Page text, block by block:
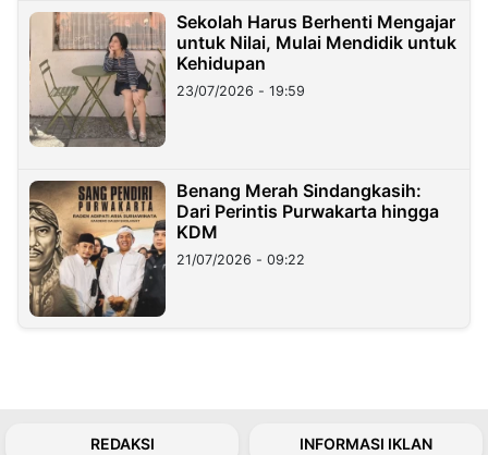
Sekolah Harus Berhenti Mengajar
untuk Nilai, Mulai Mendidik untuk
Kehidupan
23/07/2026 - 19:59
Benang Merah Sindangkasih:
Dari Perintis Purwakarta hingga
KDM
21/07/2026 - 09:22
REDAKSI INFORMASI IKLAN